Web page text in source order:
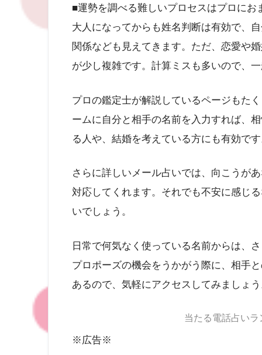
■運勢を調べる難しいプロセスはプロに
大人になってからも姓名判断は有効で、
関係なども見えてきます。ただ、恋愛や
が少し複雑です。計算ミスも多いので、
プロの鑑定士が解説しているページもた
ームに自分と相手の名前を入力すれば、
る人や、結婚を考えている方にも有効で
さらに詳しいメール占いでは、向こうが
対応してくれます。それでも不安に感じ
いでしょう。
日常で何気なく使っている名前からは、
プロポーズの機会をうかがう際に、相手
あるので、気軽にアクセスしてみましょ
当たる電話占い
※広告※